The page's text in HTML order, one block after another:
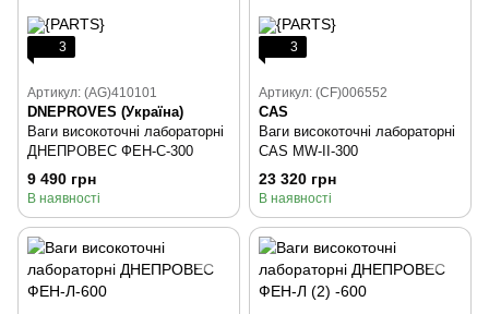
3
Артикул: (AG)410101
DNEPROVES (Україна)
Ваги високоточні лабораторні
ДНЕПРОВЕС ФЕН-С-300
9 490 грн
В наявності
3
Артикул: (CF)006552
CAS
Ваги високоточні лабораторні
CAS MW-II-300
23 320 грн
В наявності